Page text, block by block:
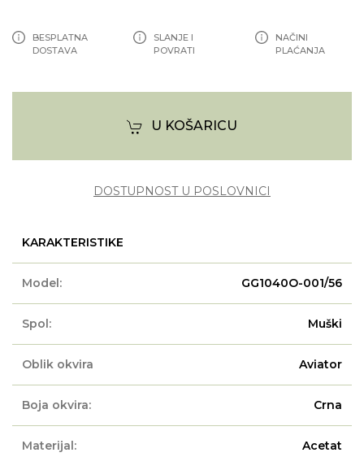
BESPLATNA
DOSTAVA
SLANJE I
POVRATI
NAČINI
PLAĆANJA
U KOŠARICU
DOSTUPNOST U POSLOVNICI
KARAKTERISTIKE
Model: GG1040O-001/56
Spol: Muški
Oblik okvira Aviator
Boja okvira: Crna
Materijal: Acetat